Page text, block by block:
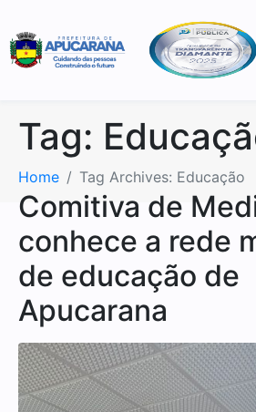
Tag:
Home Tag Archives: Educação
Comitiva de
conhece a rede
de educação de
Apucarana